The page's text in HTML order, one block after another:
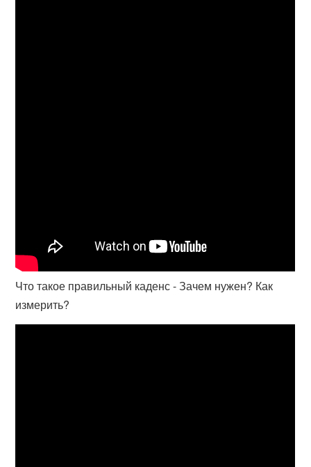
Что такое правильный каденс - Зачем нужен? Как
измерить?